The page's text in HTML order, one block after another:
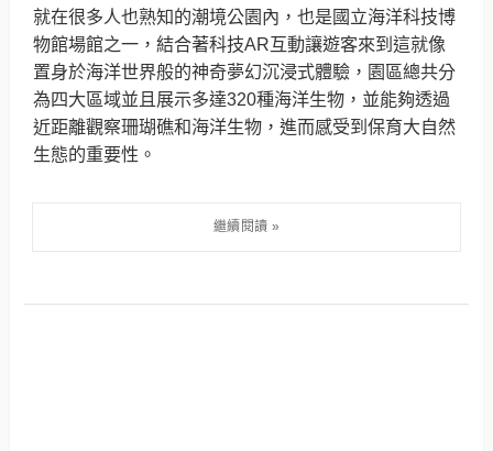
就在很多人也熟知的潮境公園內，也是國立海洋科技博
物館場館之一，結合著科技AR互動讓遊客來到這就像
置身於海洋世界般的神奇夢幻沉浸式體驗，園區總共分
為四大區域並且展示多達320種海洋生物，並能夠透過
近距離觀察珊瑚礁和海洋生物，進而感受到保育大自然
生態的重要性。